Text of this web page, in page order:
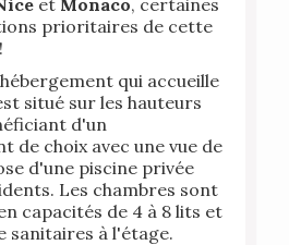
prioritaires de cette
qui accueille
situé sur les hauteurs
d'un
de choix avec une vue de
d'une piscine privée
Les chambres sont
capacités de 4 à 8 lits et
sanitaires à l'étage.